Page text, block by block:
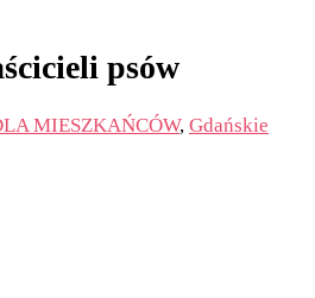
psów
MIESZKAŃCÓW, Gdańskie